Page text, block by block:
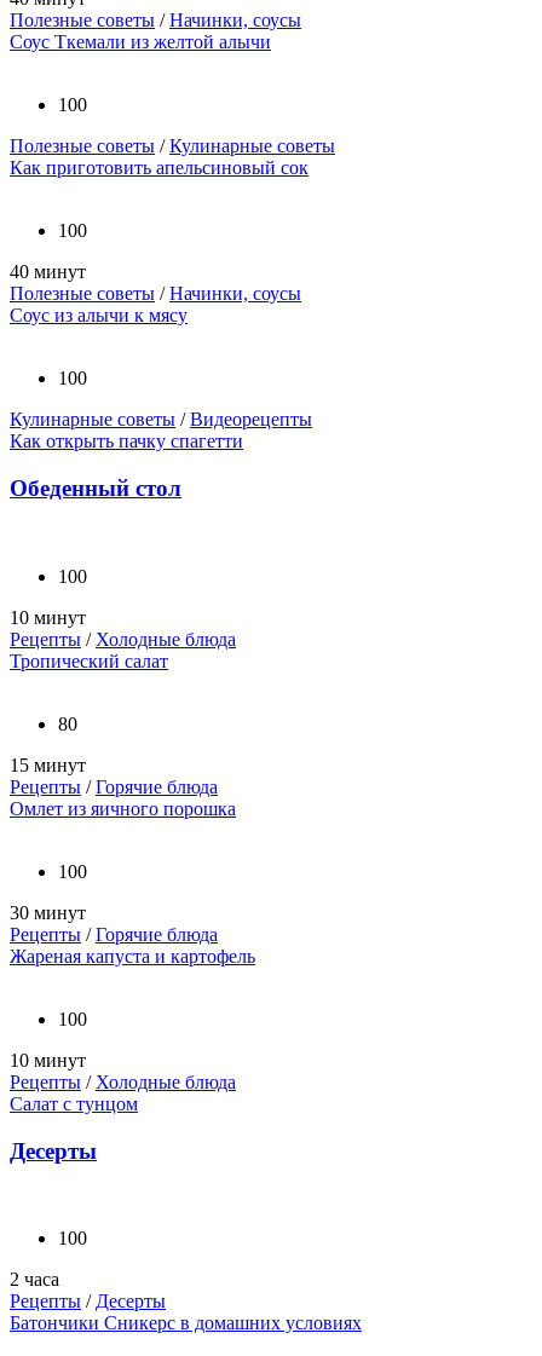
Полезные советы /Начинки, соусы
Соус Ткемали из желтой алычи
100
Полезные советы /Кулинарные советы
Как приготовить апельсиновый сок
100
40 минут
Полезные советы /Начинки, соусы
Соус из алычи к мясу
100
Кулинарные советы /Видеорецепты
Как открыть пачку спагетти
Обеденный стол
100
10 минут
Рецепты / Холодные блюда
Тропический салат
80
15 минут
Рецепты /Горячие блюда
Омлет из яичного порошка
100
30 минут
Рецепты /Горячие блюда
Жареная капуста и картофель
100
10 минут
Рецепты / Холодные блюда
Салат с тунцом
Десерты
100
2 часа
Рецепты / Десерты
Батончики Сникерс в домашних условиях